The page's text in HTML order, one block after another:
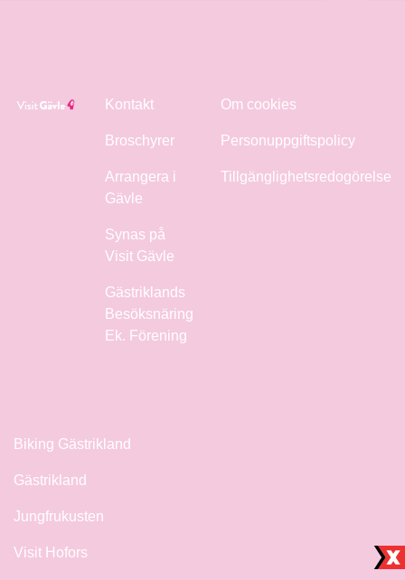
Kontakt
Broschyrer
Arrangera i
Gävle
Synas på
Visit Gävle
Gästriklands
Besöksnäring
Ek. Förening
Om cookies
Personuppgiftspolicy
Tillgänglighetsredogörelse
Biking Gästrikland
Gästrikland
Jungfrukusten
Visit Hofors